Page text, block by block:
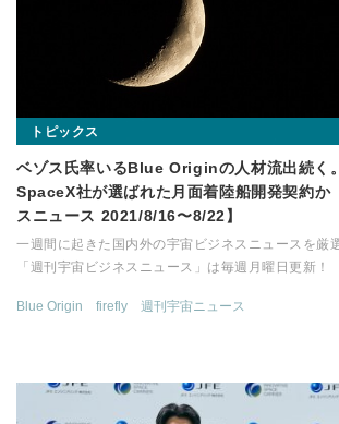
トピックス
ベゾス氏率いるBlue Originの人材流出続く
SpaceX社が選ばれた月面着陸船開発契約か
スニュース 2021/8/16〜8/22】
一週間に起きた国内外の宇宙ビジネスニュースを厳
「週刊宇宙ビジネスニュース」は毎週月曜日更新！
Blue Origin firefly 週刊宇宙ニュース